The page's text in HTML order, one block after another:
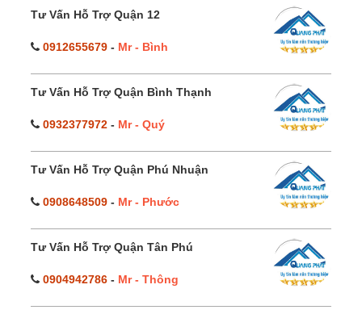
Tư Vấn Hỗ Trợ Quận 12
0912655679 - Mr - Bình
Tư Vấn Hỗ Trợ Quận Bình Thạnh
0932377972 - Mr - Quý
Tư Vấn Hỗ Trợ Quận Phú Nhuận
0908648509 - Mr - Phước
Tư Vấn Hỗ Trợ Quận Tân Phú
0904942786 - Mr - Thông